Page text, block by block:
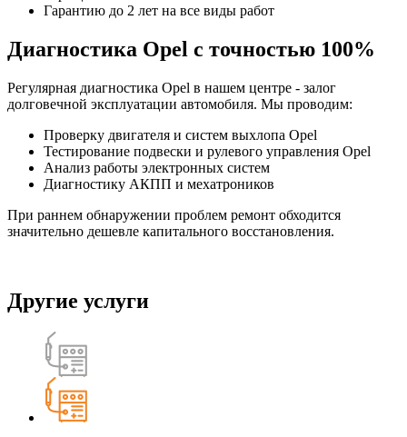
Гарантию до 2 лет на все виды работ
Диагностика Opel с точностью 100%
Регулярная диагностика Opel в нашем центре - залог
долговечной эксплуатации автомобиля. Мы проводим:
Проверку двигателя и систем выхлопа Opel
Тестирование подвески и рулевого управления Opel
Анализ работы электронных систем
Диагностику АКПП и мехатроников
При раннем обнаружении проблем ремонт обходится
значительно дешевле капитального восстановления.
Другие услуги